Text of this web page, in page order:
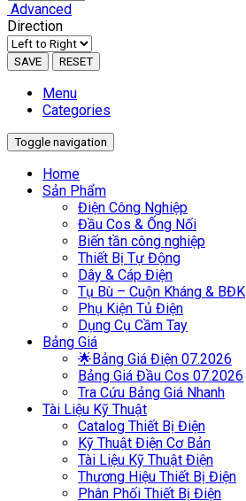
Advanced
Direction
SAVE RESET
Menu
Categories
Toggle navigation
Home
Sản Phẩm
Điện Công Nghiệp
Đầu Cos & Ống Nối
Biến tần công nghiệp
Thiết Bị Tự Động
Dây & Cáp Điện
Tụ Bù – Cuộn Kháng & BĐK
Phụ Kiện Tủ Điện
Dụng Cụ Cầm Tay
Bảng Giá
🌟Bảng Giá Điện 07.2026
Bảng Giá Đầu Cos 07.2026
Tra Cứu Bảng Giá Nhanh
Tài Liệu Kỹ Thuật
Catalog Thiết Bị Điện
Kỹ Thuật Điện Cơ Bản
Tài Liệu Kỹ Thuật Điện
Thương Hiệu Thiết Bị Điện
Phân Phối Thiết Bị Điện